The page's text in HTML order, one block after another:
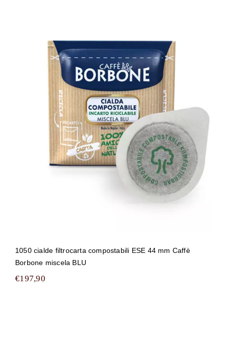
1050 cialde filtrocarta compostabili
ESE 44 mm Caffè Borbone miscela
BLU
1050 cialde filtrocarta compostabili ESE 44 mm Caffè
Borbone miscela BLU
€197,90